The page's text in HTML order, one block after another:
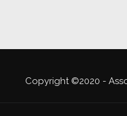
Copyright ©2020 -